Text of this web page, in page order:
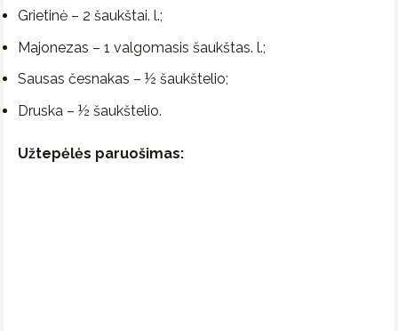
Grietinė – 2 šaukštai. l.;
Majonezas – 1 valgomasis šaukštas. l.;
Sausas česnakas – ½ šaukštelio;
Druska – ½ šaukštelio.
Užtepėlės paruošimas: